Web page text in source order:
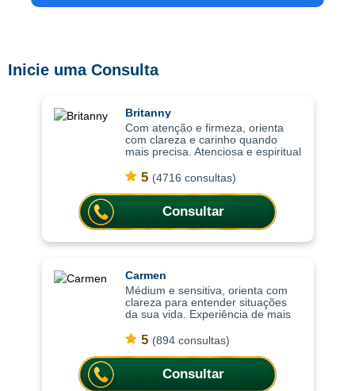
Inicie uma Consulta
Britanny
Com atenção e firmeza, orienta
com clareza e carinho quando
mais precisa. Atenciosa e espiritual
consultas ajudam a compreender
situações com mais clareza,
oferecendo or
5 (4716 consultas)
Consultar
Carmen
Médium e sensitiva, orienta com
clareza para entender situações
da sua vida. Experiência de mais
práticas espirituais, as consultas
ajudam a compreender situações c
5 (894 consultas)
Consultar